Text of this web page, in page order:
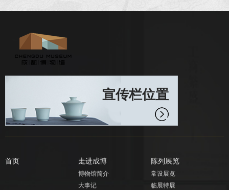
宣传栏位置
首页 走进成博
博物馆简介
大事记
陈列展览
常设展览
临展特展